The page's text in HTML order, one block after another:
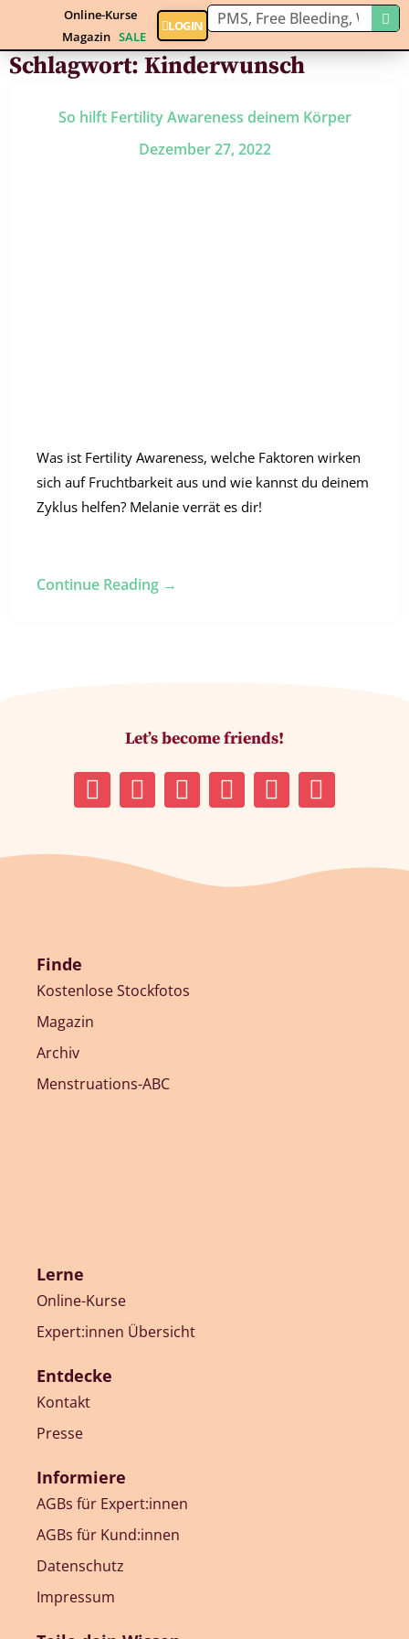
Online-Kurse
Magazin SALE
LOGIN
Schlagwort:Kinderwunsch
So hilft Fertility Awareness deinem Körper
Dezember 27, 2022
Was ist Fertility Awareness, welche Faktoren wirken
sich auf Fruchtbarkeit aus und wie kannst du deinem
Zyklus helfen? Melanie verrät es dir!
Continue Reading →
Let’s become friends!
Finde
Kostenlose Stockfotos
Magazin
Archiv
Menstruations-ABC
Lerne
Online-Kurse
Expert:innen Übersicht
Entdecke
Kontakt
Presse
Informiere
AGBs für Expert:innen
AGBs für Kund:innen
Datenschutz
Impressum